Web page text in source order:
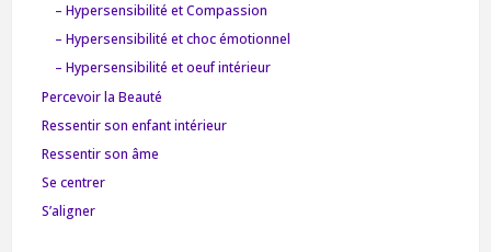
– Hypersensibilité et Compassion
– Hypersensibilité et choc émotionnel
– Hypersensibilité et oeuf intérieur
Percevoir la Beauté
Ressentir son enfant intérieur
Ressentir son âme
Se centrer
S’aligner